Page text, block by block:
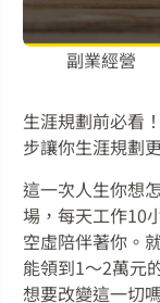
副業經營
生涯規劃前必看
步讓你生涯規劃
這一次人生你想
場，每天工作10
空虛陪伴著你。
能領到1～2萬元
想要改變這一切